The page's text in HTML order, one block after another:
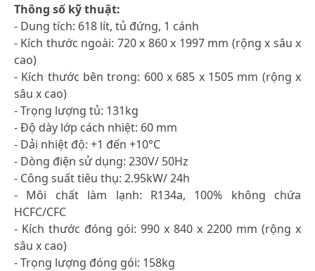
Thông số kỹ thuật:
- Dung tích: 618 lít, tủ đứng, 1 cánh
- Kích thước ngoài: 720 x 860 x 1997 mm (rộng x sâu x
cao)
- Kích thước bên trong: 600 x 685 x 1505 mm (rộng x
sâu x cao)
- Trọng lượng tủ: 131kg
- Độ dày lớp cách nhiệt: 60 mm
- Dải nhiệt độ: +1 đến +10°C
- Dòng điện sử dụng: 230V/ 50Hz
- Công suất tiêu thụ: 2.95kW/ 24h
- Môi chất làm lạnh: R134a, 100% không chứa
HCFC/CFC
- Kích thước đóng gói: 990 x 840 x 2200 mm (rộng x
sâu x cao)
- Trọng lượng đóng gói: 158kg